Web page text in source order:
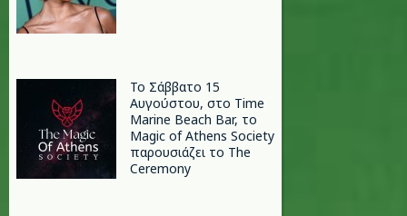
Το Σάββατο 15
Αυγούστου, στο Time
Marine Beach Bar, το
Magic of Athens Society
παρουσιάζει το The
Ceremony